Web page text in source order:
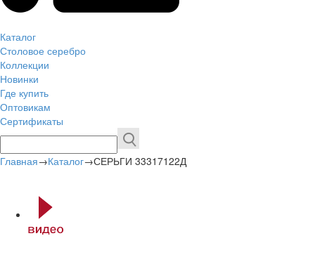
Каталог
Столовое серебро
Коллекции
Новинки
Где купить
Оптовикам
Сертификаты
Главная→Каталог→СЕРЬГИ 33317122Д